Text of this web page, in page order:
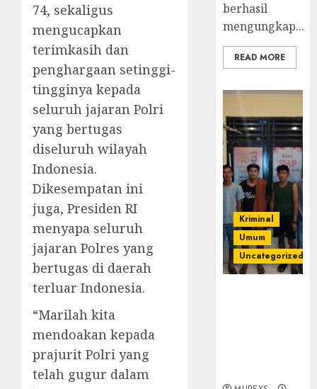
74, sekaligus
mengucapkan
terimkasih dan
penghargaan setinggi-
tingginya kepada
seluruh jajaran Polri
yang bertugas
diseluruh wilayah
Indonesia.
Dikesempatan ini
juga, Presiden RI
menyapa seluruh
jajaran Polres yang
bertugas di daerah
terluar Indonesia.
“Marilah kita
mendoakan kepada
prajurit Polri yang
telah gugur dalam
berhasil
mengungkap...
READ MORE
Kriminal
Umum
Uncategorized